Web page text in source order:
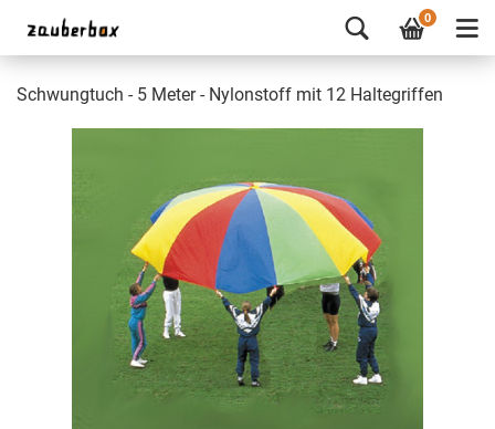
0
Schwungtuch - 5 Meter - Nylonstoff mit 12 Haltegriffen